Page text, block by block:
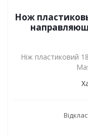
Нож
Ніж пластиковий